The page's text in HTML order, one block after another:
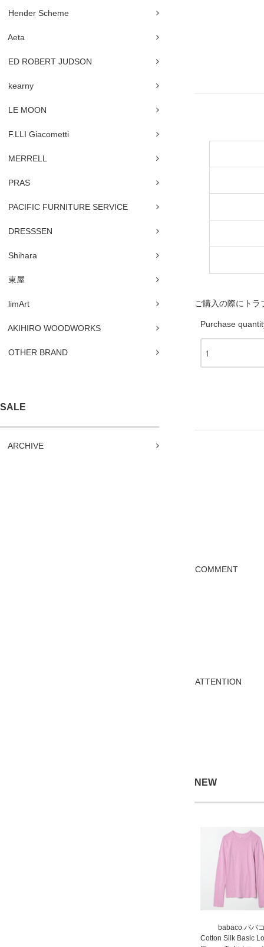
Hender Scheme
Aeta
ED ROBERT JUDSON
kearny
LE MOON
F.LLI Giacometti
MERRELL
PRAS
PACIFIC FURNITURE SERVICE
DRESSSEN
Shihara
東屋
limArt
AKIHIRO WOODWORKS
OTHER BRAND
SALE
ARCHIVE
ご購入の際にト
Purchase
COMMENT
ATTENTION
NEW
babaco ババ
Cotton Silk Basic